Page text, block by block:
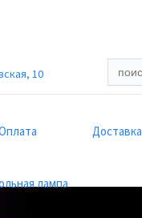
10
Доставка
лампа